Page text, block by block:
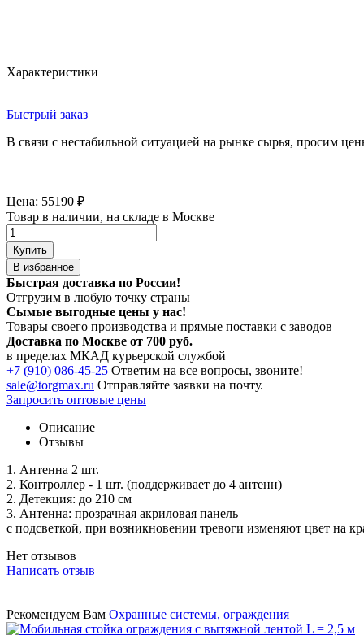
Характеристики
Быстрый заказ
В связи с нестабильной ситуацией на рынке сырья, просим
Цена: 55190 ₽
Товар в наличии, на складе в Москве
Купить
В избранное
Быстрая доставка по России!
Отгрузим в любую точку страны
Сымые выгодные цены у нас!
Товары своего производства и прямые поставки с заводов
Доставка по Москве от 700 руб.
в пределах МКАД курьерской службой
+7 (910) 086-45-25 Ответим на все вопросы, звоните!
sale@torgmax.ru Отправляйте заявки на почту.
Запросить оптовые цены
Описание
Отзывы
1. Антенна 2 шт.
2. Контроллер - 1 шт. (поддерживает до 4 антенн)
2. Детекция: до 210 см
3. Антенна: прозрачная акриловая панель
с подсветкой, при возникновении тревоги изменяют цвет на
Нет отзывов
Написать отзыв
Рекомендуем Вам Охранные системы, ограждения